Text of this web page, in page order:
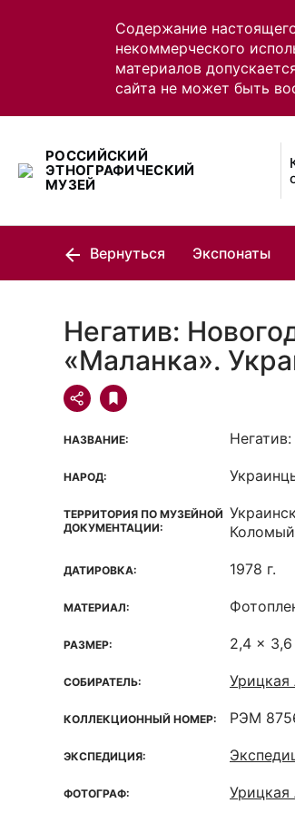
Содержание
некоммерческого
материалов
сайта не может быть
РОССИЙСКИЙ
ЭТНОГРАФИЧЕСКИЙ
МУЗЕЙ
Вернуться Экспонаты
Негатив:
«Маланка».
НАЗВАНИЕ:
НАРОД:
ТЕРРИТОРИЯ ПО МУЗЕЙНОЙ
ДОКУМЕНТАЦИИ:
ДАТИРОВКА: 1978 г.
МАТЕРИАЛ:
РАЗМЕР: 2,4 x 3,6
СОБИРАТЕЛЬ:
КОЛЛЕКЦИОННЫЙ НОМЕР: РЭМ
ЭКСПЕДИЦИЯ:
ФОТОГРАФ: Урицкая